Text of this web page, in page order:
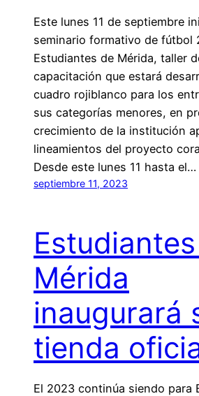
Este lunes 11 de septiembre
seminario formativo de fútbol
Estudiantes de Mérida, taller
capacitación que estará
cuadro rojiblanco para los
sus categorías menores, en
crecimiento de la institución
lineamientos del proyecto
Desde este lunes 11 hasta el…
septiembre 11, 2023
Mérida
inaugurará
tienda
El 2023 continúa siendo para